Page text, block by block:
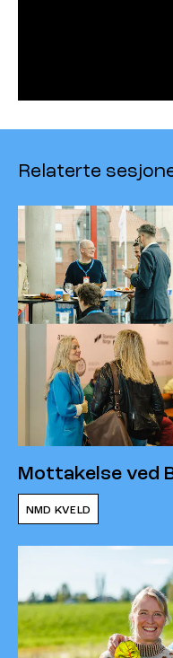
Relaterte
Mottakelse ved
NMD KVELD